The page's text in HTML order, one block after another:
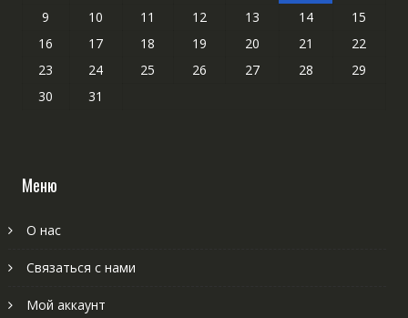
9
10 11 12 13 14
15
16
17 18 19 20 21
22
23
24 25 26 27 28
29
30
31
Меню
О нас
Связаться с нами
Мой аккаунт